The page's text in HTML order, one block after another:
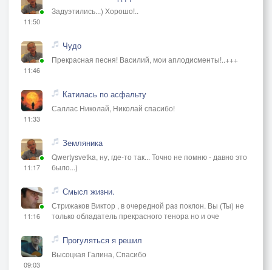
11:50
Задуэтились...) Хорошо!..
11:46
Чудо
Прекрасная песня! Василий, мои аплодисменты!..+++
11:33
Катилась по асфальту
Саллас Николай, Николай спасибо!
11:17
Земляника
Qwertysvetka, ну, где-то так... Точно не помню - давно это
было...)
11:16
Смысл жизни.
Стрижаков Виктор , в очередной раз поклон. Вы (Ты) не
только обладатель прекрасного тенора но и оче
09:03
Прогуляться я решил
Высоцкая Галина, Спасибо